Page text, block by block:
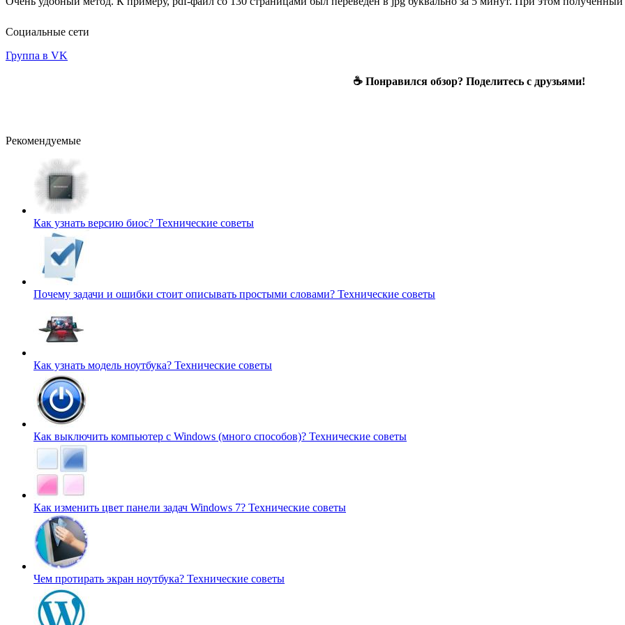
Социальные сети
Группа в VK
☕ Понравился обзор? Поделитесь с друзьями!
Рекомендуемые
Как узнать версию биос? Технические советы
Почему задачи и ошибки стоит описывать простыми словами? Технические советы
Как узнать модель ноутбука? Технические советы
Как выключить компьютер с Windows (много способов)? Технические советы
Как изменить цвет панели задач Windows 7? Технические советы
Чем протирать экран ноутбука? Технические советы